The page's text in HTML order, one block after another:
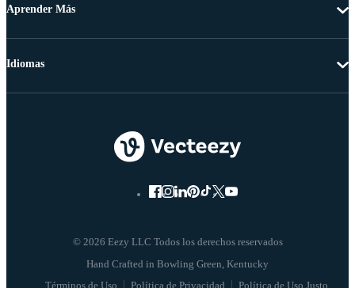
Aprender Más
© 2026 Eezy LLC Todos los derechos reservados
Términos de Uso Política de Privacidad Política de Uso Justo
Idiomas